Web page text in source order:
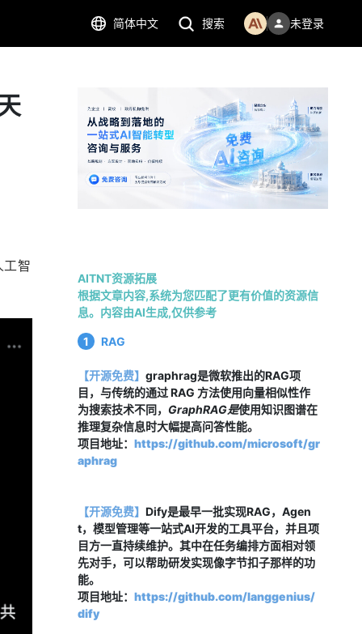
简体中文 搜索 未登录
智
AITNT资源拓展
根据文章内容,系统为您匹配了更有价值的资源信
息。内容由AI生成,仅供参考
1 RAG
【开源免费】 graphrag是微软推出的RAG项
目，与传统的通过 RAG 方法使用向量相似性作
为搜索技术不同， GraphRAG是使用知识图谱在
推理复杂信息时大幅提高问答性能。
项目地址： https://github.com/microsoft/gr
aphrag
【开源免费】 Dify是最早一批实现RAG，Agen
t，模型管理等一站式AI开发的工具平台，并且项
目方一直持续维护。其中在任务编排方面相对领
先对手，可以帮助研发实现像字节扣子那样的功
能。
项目地址： https://github.com/langgenius/
dify